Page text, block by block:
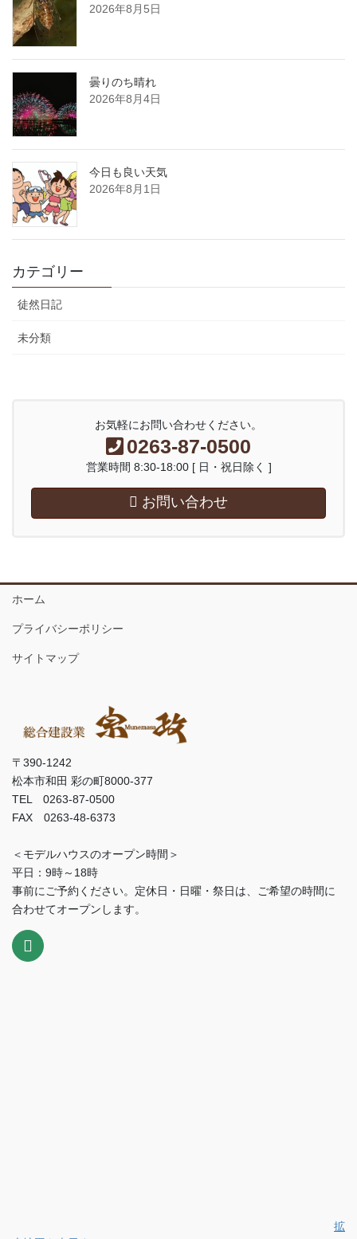
2026年8月5日
曇りのち晴れ
2026年8月4日
今日も良い天気
2026年8月1日
カテゴリー
徒然日記
未分類
お気軽にお問い合わせください。
0263-87-0500
営業時間 8:30-18:00 [ 日・祝日除く ]
お問い合わせ
ホーム
プライバシーポリシー
サイトマップ
〒390-1242
松本市和田 彩の町8000-377
TEL 0263-87-0500
FAX 0263-48-6373
＜モデルハウスのオープン時間＞
平日：9時～18時
事前にご予約ください。定休日・日曜・祭日は、ご希望の時間に
合わせてオープンします。
拡